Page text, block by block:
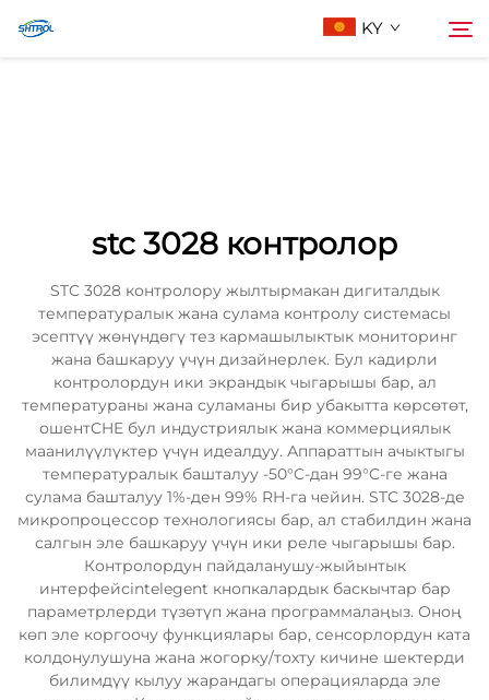
KY
stc 3028 контролор
STC 3028 контролору жылтырмакан дигиталдык
температуралык жана сулама контролу системасы
эсептүү жөнүндөгү тез кармашылыктык мониторинг
жана башкаруу үчүн дизайнерлек. Бул кадирли
контролордун ики экрандык чыгарышы бар, ал
температураны жана суламаны бир убакытта көрсөтөт,
ошентCHE бул индустриялык жана коммерциялык
маанилүүлүктер үчүн идеалдуу. Аппараттын ачыктыгы
температуралык башталуу -50°C-дан 99°C-ге жана
сулама башталуу 1%-ден 99% RH-га чейин. STC 3028-де
микропроцессор технологиясы бар, ал стабилдин жана
салгын эле башкаруу үчүн ики реле чыгарышы бар.
Контролордун пайдаланушу-жыйынтык
интерфейсintelegent кнопкалардык баскычтар бар
параметрлерди түзөтүп жана программалаңыз. Оноң
көп эле коргоочу функциялары бар, сенсорлордун ката
колдонулушуна жана жогорку/тохту кичине шектерди
билимдүү кылуу жарандагы операцияларда эле